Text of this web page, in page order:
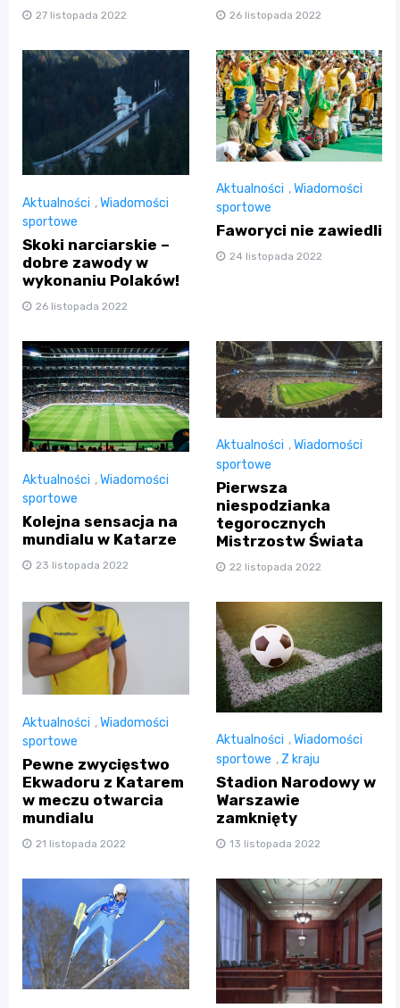
27 listopada 2022 26 listopada 2022
Aktualności ,Wiadomości
sportowe
Skoki narciarskie –
dobre zawody w
wykonaniu Polaków!
26 listopada 2022
Aktualności ,Wiadomości
sportowe
Faworyci nie zawiedli
24 listopada 2022
Aktualności ,Wiadomości
sportowe
Kolejna sensacja na
mundialu w Katarze
23 listopada 2022
Aktualności ,Wiadomości
sportowe
Pierwsza
niespodzianka
tegorocznych
Mistrzostw Świata
22 listopada 2022
Aktualności ,Wiadomości
sportowe
Pewne zwycięstwo
Ekwadoru z Katarem
w meczu otwarcia
mundialu
21 listopada 2022
Aktualności ,Wiadomości
sportowe , Z kraju
Stadion Narodowy w
Warszawie
zamknięty
13 listopada 2022